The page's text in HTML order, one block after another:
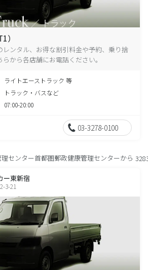
）
レンタル、お得な割引料金や予約、乗り捨
から各店舗にお電話ください。
ライトエーストラック 等
トラック・バスなど
07:00-20:00
03-3278-0100
センター首都圏郵政健康管理センターから
ー東新宿
3-21